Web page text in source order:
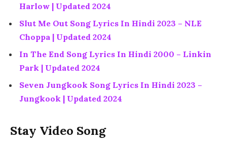
Harlow | Updated 2024
Slut Me Out Song Lyrics In Hindi 2023 – NLE
Choppa | Updated 2024
In The End Song Lyrics In Hindi 2000 – Linkin
Park | Updated 2024
Seven Jungkook Song Lyrics In Hindi 2023 –
Jungkook | Updated 2024
Stay Video Song